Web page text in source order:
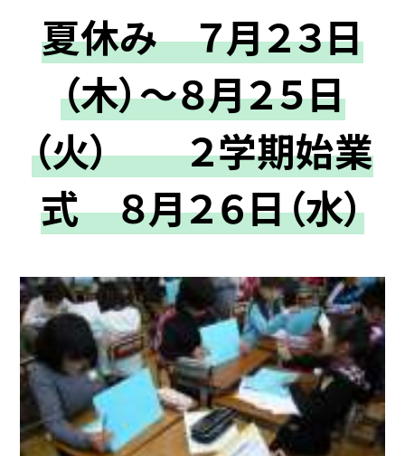
夏休み ７月２３日
（木）～８月２５日
（火） ２学期始業
式 ８月２６日（水）